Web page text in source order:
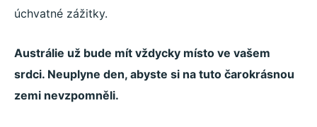
úchvatné zážitky.
Austrálie už bude mít vždycky místo ve vašem
srdci. Neuplyne den, abyste si na tuto čarokrásnou
zemi nevzpomněli.